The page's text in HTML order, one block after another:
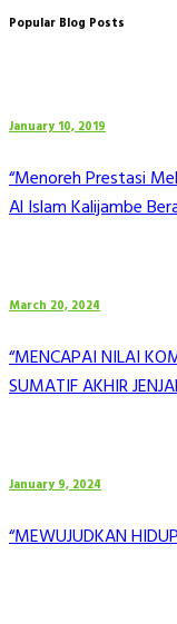
Popular Blog Posts
January 10, 2019
“Menoreh Prestasi
Al Islam Kalijambe
March 20, 2024
“MENCAPAI NILAI
SUMATIF AKHIR
January 9, 2024
“MEWUJUDKAN